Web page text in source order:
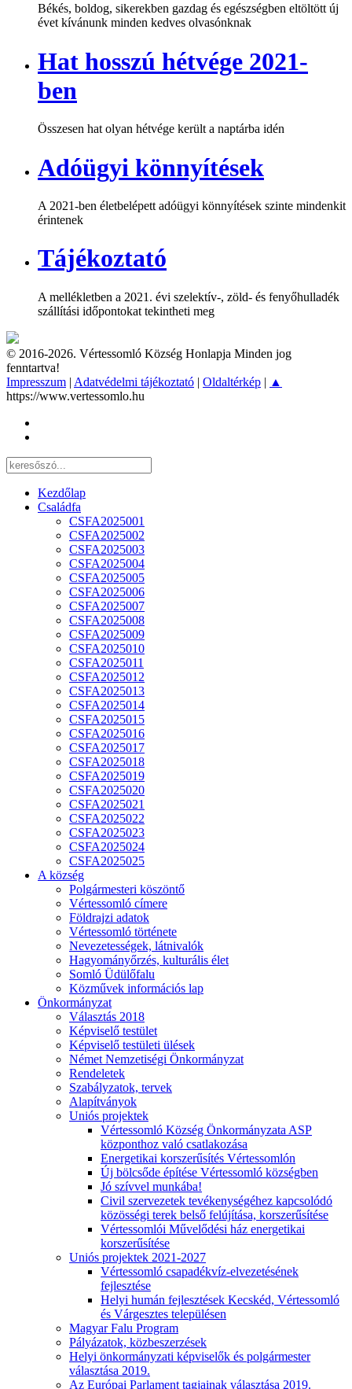
Békés, boldog, sikerekben gazdag és egészségben eltöltött új
évet kívánunk minden kedves olvasónknak
Hat hosszú hétvége 2021-
ben
Összesen hat olyan hétvége került a naptárba idén
Adóügyi könnyítések
A 2021-ben életbelépett adóügyi könnyítések szinte mindenkit
érintenek
Tájékoztató
A mellékletben a 2021. évi szelektív-, zöld- és fenyőhulladék
szállítási időpontokat tekintheti meg
© 2016-2026. Vértessomló Község Honlapja Minden jog
fenntartva!
Impresszum | Adatvédelmi tájékoztató | Oldaltérkép | ▲
https://www.vertessomlo.hu
Kezdőlap
Családfa
CSFA2025001
CSFA2025002
CSFA2025003
CSFA2025004
CSFA2025005
CSFA2025006
CSFA2025007
CSFA2025008
CSFA2025009
CSFA2025010
CSFA2025011
CSFA2025012
CSFA2025013
CSFA2025014
CSFA2025015
CSFA2025016
CSFA2025017
CSFA2025018
CSFA2025019
CSFA2025020
CSFA2025021
CSFA2025022
CSFA2025023
CSFA2025024
CSFA2025025
A község
Polgármesteri köszöntő
Vértessomló címere
Földrajzi adatok
Vértessomló története
Nevezetességek, látnivalók
Hagyományőrzés, kulturális élet
Somló Üdülőfalu
Közművek információs lap
Önkormányzat
Választás 2018
Képviselő testület
Képviselő testületi ülések
Német Nemzetiségi Önkormányzat
Rendeletek
Szabályzatok, tervek
Alapítványok
Uniós projektek
Vértessomló Község Önkormányzata ASP
központhoz való csatlakozása
Energetikai korszerűsítés Vértessomlón
Új bölcsőde építése Vértessomló községben
Jó szívvel munkába!
Civil szervezetek tevékenységéhez kapcsolódó
közösségi terek belső felújítása, korszerűsítése
Vértessomlói Művelődési ház energetikai
korszerűsítése
Uniós projektek 2021-2027
Vértessomló csapadékvíz-elvezetésének
fejlesztése
Helyi humán fejlesztések Kecskéd, Vértessomló
és Várgesztes településen
Magyar Falu Program
Pályázatok, közbeszerzések
Helyi önkormányzati képviselők és polgármester
választása 2019.
Az Európai Parlament tagjainak választása 2019.